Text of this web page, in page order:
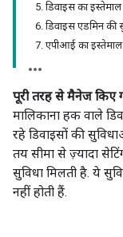
5. डिवाइस का इस्तेमाल
6. डिवाइस एडमिन की
7. एपीआई का इस्तेमाल
पूरी तरह से मैनेज किए
मालिकाना हक वाले
रहे डिवाइसों की
तय सीमा से ज़्यादा
सुविधा मिलती है. ये
नहीं होती हैं.